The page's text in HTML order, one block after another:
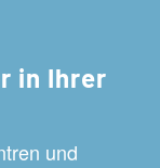
in Ihrer
und